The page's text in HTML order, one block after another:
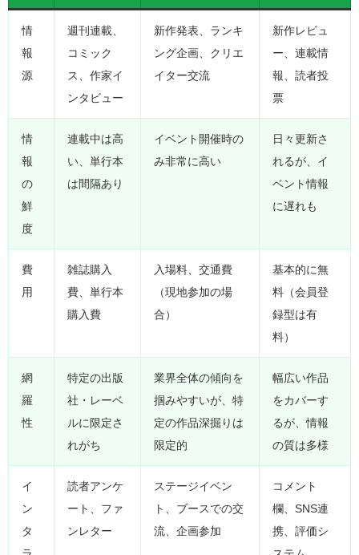
情
報
源
週刊連載、
コミック
ス、作家イ
ンタビュー
新作発表、ランキ
ング企画、クリエ
イター交流
新作レビュ
ー、連載情
報、読者投
票
情
報
の
鮮
度
連載中は高
い、単行本
は間隔あり
イベント開催時の
み非常に高い
日々更新さ
れるが、イ
ベント情報
に遅れも
費
用
雑誌購入
費、単行本
購入費
入場料、交通費
（現地参加の場
合）
基本的に無
料（会員登
録型は有
料）
網
羅
性
特定の出版
社・レーベ
ルに限定さ
れがち
業界全体の傾向を
掴みやすいが、特
定の作品深掘りは
限定的
幅広い作品
をカバーす
るが、情報
の質は多様
イ
ン
タ
読者アンケ
ート、ファ
ンレター
ステージイベン
ト、ブースでの交
流、企画参加
コメント
欄、SNS連
携、評価シ